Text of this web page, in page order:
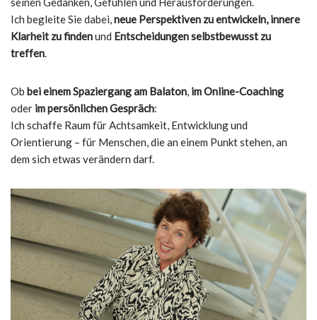
Ich begleite Sie dabei,neue Perspektiven zu entwickeln, innere
Klarheit zu findenund Entscheidungen selbstbewusst zu
treffen.
Ob bei einem Spaziergang am Balaton, im Online-Coaching
oder im persönlichen Gespräch:
Ich schaffe Raum für Achtsamkeit, Entwicklung und
Orientierung – für Menschen, die an einem Punkt stehen, an
dem sich etwas verändern darf.